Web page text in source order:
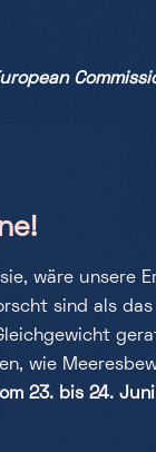
wäre unsere
sind als
wie
23. bis 24.